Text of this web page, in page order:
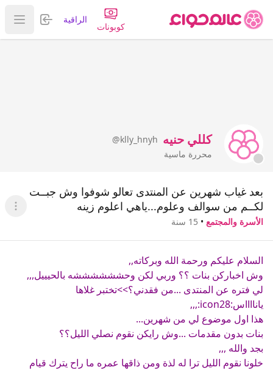
كوبونات
الراقية تسجيل
عرض
كللي حنيه @klly_hnyh
محررة ماسية
بعد غياب شهرين عن المنتدى تعالو شوفوا وش جبــت
لكــم من سوالف وعلوم...ياهي اعلوم زينه
الأسرة والمجتمع • 15 سنة
عرض
السلام عليكم ورحمة الله وبركاته,,
وش اخباركن بنات ؟؟ وربي لكن وحششششششه بالحيييل,,,
لي فتره عن المنتدى ...من فقدني؟>>تختبر غلاها
يانااااس:icon28:,,,
هذا اول موضوع لي من شهرين...
بنات بدون مقدمات ...وش رايكن نقوم نصلي الليل؟؟
بجد والله ,,,
خلونا نقوم الليل ترا له لذة ومن ذاقها عمره ما راح يترك قيام